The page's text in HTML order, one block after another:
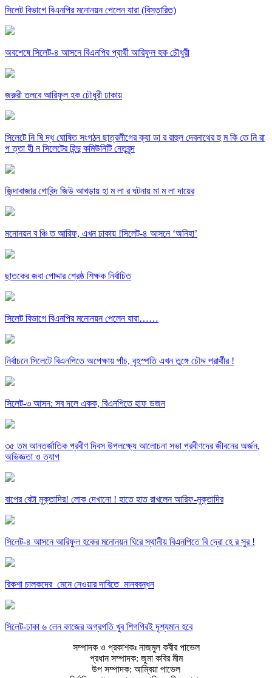
সিলেট বিভাগে বিএনপির মনোনয়ন পেলেন যারা (বিস্তারিত)
অবশেষে সিলেট-৪ আসনে বিএনপির প্রার্থী আরিফুল হক চৌধুরী
জরুরী তলবে আরিফুল হক চৌধুরী ঢাকায়
সিলেটে নি ষি দ্ধ ঘোষিত সংগঠন ছাত্রলীগের ক্যা ডা র রাহুল দেবনাথের হু ম কি তে নি রা
প ত্তা হী ন সিলেটের হিন্দু কমিউনিটি নেতৃবৃন্দ
জিন্দাবাজার গোবিন্দ জিউ আখড়ায় হা ম লা র ঘটনায় মা ম লা দায়ের
মনোনয়ন ব ঞ্চি ত আরিফ, এখন ঢাকায় !সিলেট-৪ আসনে ‘অনিহা’
ছাতকের জবা পোদ্দার শ্রেষ্ঠ শিক্ষক নির্বাচিত
সিলেট বিভাগে বিএনপির মনোনয়ন পেলেন যারা……
নির্বাচনে সিলেটে বিএনপিতে অপেক্ষায় পাঁচ, বৃহস্পতি এখন তুঙ্গে চৌদ্দ প্রার্থীর !
সিলেট-৩ আসন: সব দলে একক, বিএনপিতে হাফ ডজন
৩৫ তম আন্তর্জাতিক প্রবীণ দিবস উপলক্ষ্যে আলোচনা সভা প্রবীণদের জীবনের অর্জন,
অভিজ্ঞতা ও ত্যাগ
বাপের বেটা মুক্তাদির! লোক দেখানো ! হাতে হাত রাখলেন আরিফ-মুক্তাদির
সিলেট-৪ আসনে আরিফুল হকের মনোনয়ন ঘিরে স্থানীয় বিএনপিতে বি দ্রো হে র সুর !
রিকশা চালকদের মেনে নেওয়ার দাবিতে মানববন্ধন
সিলেট-ঢাকা ৬ লেন কাজের অগ্রগতি খুব শিগগিরই দৃশ্যমান হবে
সম্পাদক ও প্রকাশকঃ নাজমুল কবীর পাভেল
প্রধান সম্পাদক: জুমা কবির মীম
উপ সম্পাদক: আম্বিয়া পাভেল